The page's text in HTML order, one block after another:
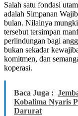
Salah satu fondasi
adalah Simpanan
bulan. Nilainya
tersebut tersimpan
perlindungan bagi
bukan sekadar
komitmen, dan
koperasi.
Baca Juga :
Kobalima Nyaris
Darurat